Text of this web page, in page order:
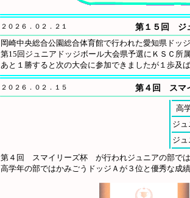
２０２６．０２．２１
第１５回 ジ
岡崎中央総合公園総合体育館で行われた愛知県ドッ
第15回ジュニアドッジボール大会県予選にＫＳＣ所
あと１勝すると次の大会に参加できましたが１歩及
２０２６．０２．１５ 第４回 スマ
高
ジ
ジ
第４回 スマイリーズ杯 が行われジュニアの部で
高学年の部ではかみごうドッジＡが３位と優秀な成